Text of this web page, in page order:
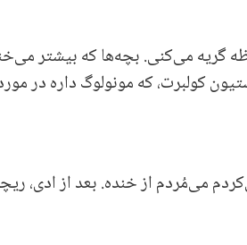
گریه می‌کنی. بچه‌ها که بیشتر
کولبرت، که مونولوگ داره در
ادی رو تماشا می‌کردم می‌مُردم از خنده. بعد از